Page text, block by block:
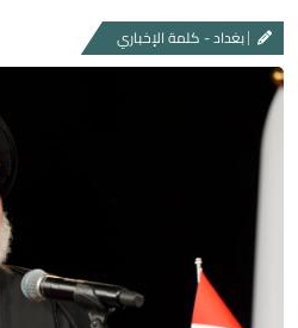
بغداد - كلمة الإخباري